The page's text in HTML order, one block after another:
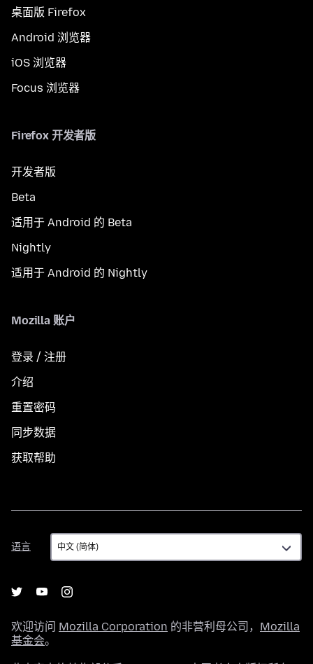
桌面版 Firefox
Android 浏览器
iOS 浏览器
Focus 浏览器
Firefox 开发者版
开发者版
Beta
适用于 Android 的 Beta
Nightly
适用于 Android 的 Nightly
Mozilla 账户
登录 / 注册
介绍
重置密码
同步数据
获取帮助
语言
语
言
欢迎访问 Mozilla Corporation 的非营利母公司， Mozilla
基金会。